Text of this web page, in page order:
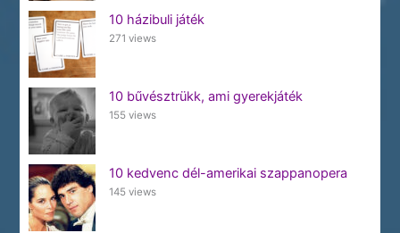
10 házibuli játék
271 views
10 bűvésztrükk, ami gyerekjáték
155 views
10 kedvenc dél-amerikai szappanopera
145 views